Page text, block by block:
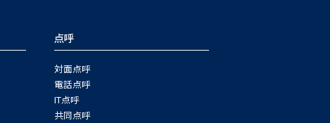
点呼
対面点呼
電話点呼
IT点呼
共同点呼